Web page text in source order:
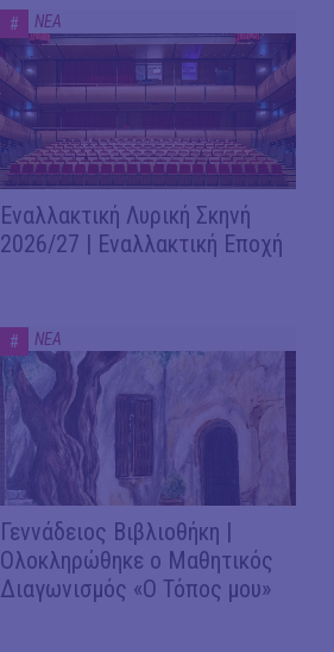
# ΝΕΑ
Εναλλακτική Λυρική Σκηνή
2026/27 | Εναλλακτική Εποχή
# ΝΕΑ
Γεννάδειος Βιβλιοθήκη |
Ολοκληρώθηκε ο Μαθητικός
Διαγωνισμός «Ο Τόπος μου»